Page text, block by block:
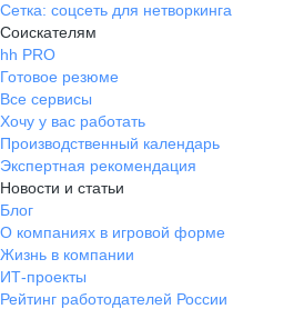
Сетка: соцсеть для нетворкинга
Соискателям
hh PRO
Готовое резюме
Все сервисы
Хочу у вас работать
Производственный календарь
Экспертная рекомендация
Новости и статьи
Блог
О компаниях в игровой форме
Жизнь в компании
ИТ-проекты
Рейтинг работодателей России